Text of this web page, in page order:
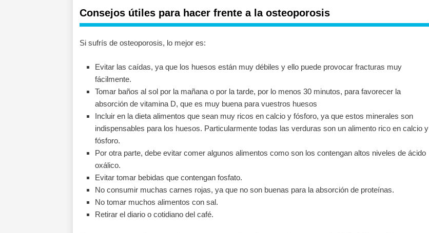
Consejos útiles para hacer frente a la osteoporosis
Si sufrís de osteoporosis, lo mejor es:
Evitar las caídas, ya que los huesos están muy débiles y ello puede provocar fracturas muy
fácilmente.
Tomar baños al sol por la mañana o por la tarde, por lo menos 30 minutos, para favorecer la
absorción de vitamina D, que es muy buena para vuestros huesos
Incluir en la dieta alimentos que sean muy ricos en calcio y fósforo, ya que estos minerales son
indispensables para los huesos. Particularmente todas las verduras son un alimento rico en calcio y
fósforo.
Por otra parte, debe evitar comer algunos alimentos como son los contengan altos niveles de ácido
oxálico.
Evitar tomar bebidas que contengan fosfato.
No consumir muchas carnes rojas, ya que no son buenas para la absorción de proteínas.
No tomar muchos alimentos con sal.
Retirar el diario o cotidiano del café.